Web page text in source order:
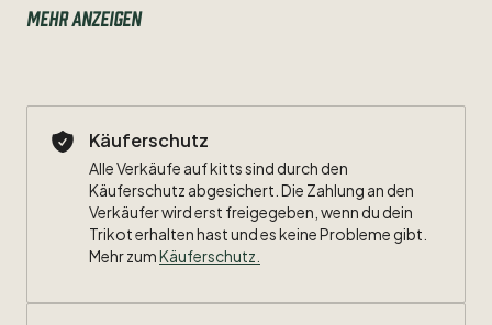
derMittelfeldmetronom
Mehr anzeigen
Käuferschutz
Alle Verkäufe auf kitts sind durch den
Käuferschutz abgesichert. Die Zahlung an den
Verkäufer wird erst freigegeben, wenn du dein
Trikot erhalten hast und es keine Probleme gibt.
Mehr zumKäuferschutz